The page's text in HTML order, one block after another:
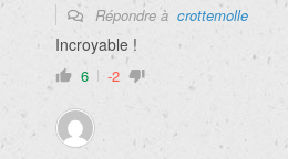
Répondre à crottemolle
Incroyable !
6 -2